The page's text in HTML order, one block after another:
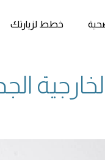
خطط لزيارتك